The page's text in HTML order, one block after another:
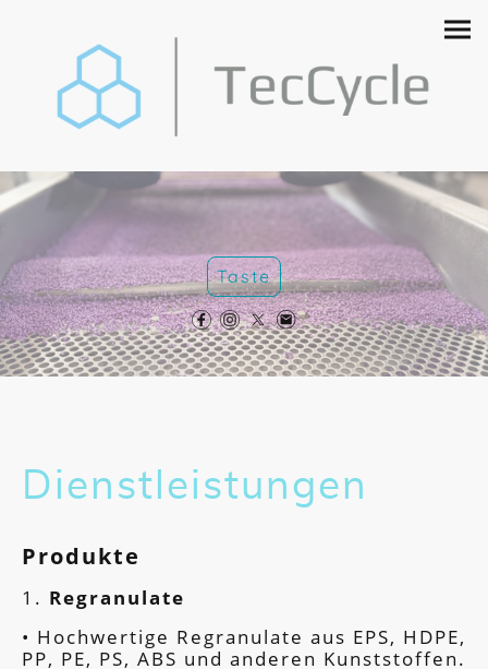
Taste
Dienstleistungen
Produkte
1. Regranulate
• Hochwertige Regranulate aus EPS, HDPE,
PP, PE, PS, ABS und anderen Kunststoffen.